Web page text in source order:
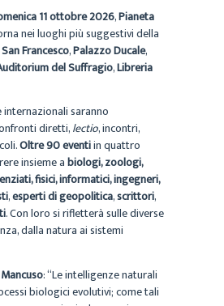
11 ottobre 2026,Pianeta
nei luoghi più suggestivi della
Francesco,Palazzo Ducale,
del Suffragio,Libreria
saranno
diretti,lectio, incontri,
Oltre 90 eventiin quattro
insieme abiologi, zoologi,
fisici, informatici, ingegneri,
,esperti di geopolitica,scrittori,
. Con loro si rifletterà sulle diverse
dalla natura ai sistemi
: “Le intelligenze naturali
biologici evolutivi; come tali